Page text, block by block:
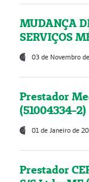
MUDANÇA
SERVIÇOS
03 de Novembro
Prestador
(51004334-2)
01 de Janeiro de
Prestador